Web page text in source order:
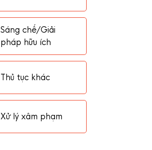
Sáng chế/Giải
pháp hữu ích
Thủ tục khác
Xử lý xâm phạm